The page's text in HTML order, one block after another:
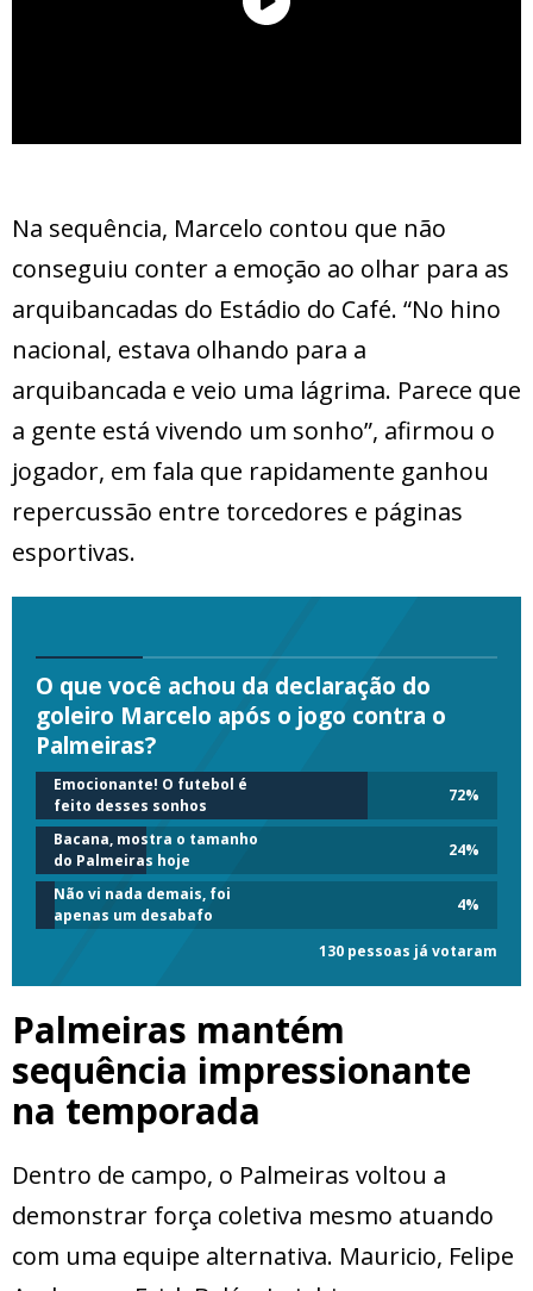
Na sequência, Marcelo contou que não
conseguiu conter a emoção ao olhar para as
arquibancadas do Estádio do Café. “No hino
nacional, estava olhando para a
arquibancada e veio uma lágrima. Parece que
a gente está vivendo um sonho”, afirmou o
jogador, em fala que rapidamente ganhou
repercussão entre torcedores e páginas
esportivas.
O que você achou da declaração do
goleiro Marcelo após o jogo contra o
Palmeiras?
Emocionante! O futebol é
feito desses sonhos
72%
Bacana, mostra o tamanho
do Palmeiras hoje
24%
Não vi nada demais, foi
apenas um desabafo
4%
130 pessoas já votaram
Palmeiras mantém
sequência impressionante
na temporada
Dentro de campo, o Palmeiras voltou a
demonstrar força coletiva mesmo atuando
com uma equipe alternativa. Mauricio, Felipe